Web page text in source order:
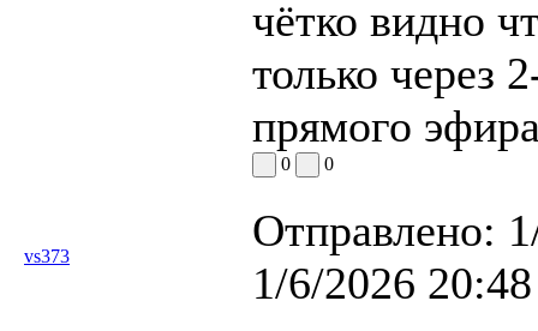
чётко видно
только через
прямого
0 0
vs373
Отправлено:
1/6/2026 20:48